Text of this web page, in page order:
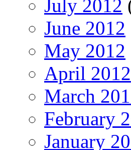
July 2012
June 2012
May 2012
April 2012
March
February
January